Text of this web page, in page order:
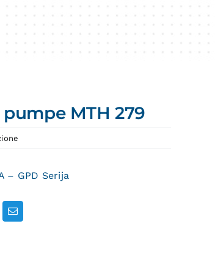
MTH 279
– GPD Serija